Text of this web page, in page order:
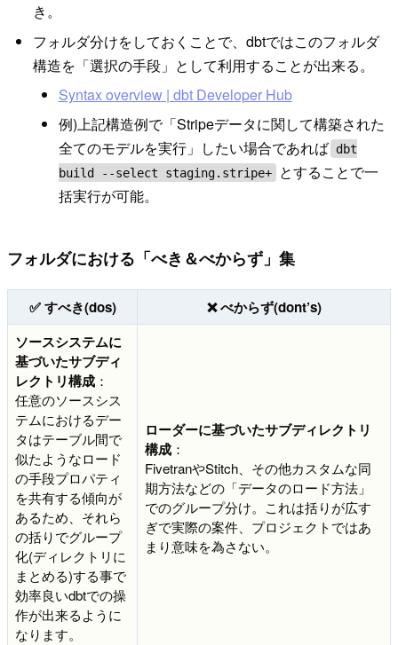
き。
フォルダ分けをしておくことで、dbtではこのフォルダ
構造を「選択の手段」として利用することが出来る。
Syntax overview | dbt Developer Hub
例)上記構造例で「Stripeデータに関して構築された
全てのモデルを実行」したい場合であれば dbt
build --select staging.stripe+
とすることで一
括実行が可能。
フォルダにおける「べき＆べからず」集
✅ すべき(dos)
❌ べからず(dont’s)
ソースシステムに
基づいたサブディ
レクトリ構成 ：
任意のソースシス
テムにおけるデー
タはテーブル間で
似たようなロード
の手段プロパティ
を共有する傾向が
あるため、それら
の括りでグループ
化(ディレクトリに
まとめる)する事で
効率良いdbtでの操
作が出来るように
なります。
ローダーに基づいたサブディレクトリ
構成 ：
FivetranやStitch、その他カスタムな同
期方法などの「データのロード方法」
でのグループ分け。これは括りが広す
ぎで実際の案件、プロジェクトではあ
まり意味を為さない。